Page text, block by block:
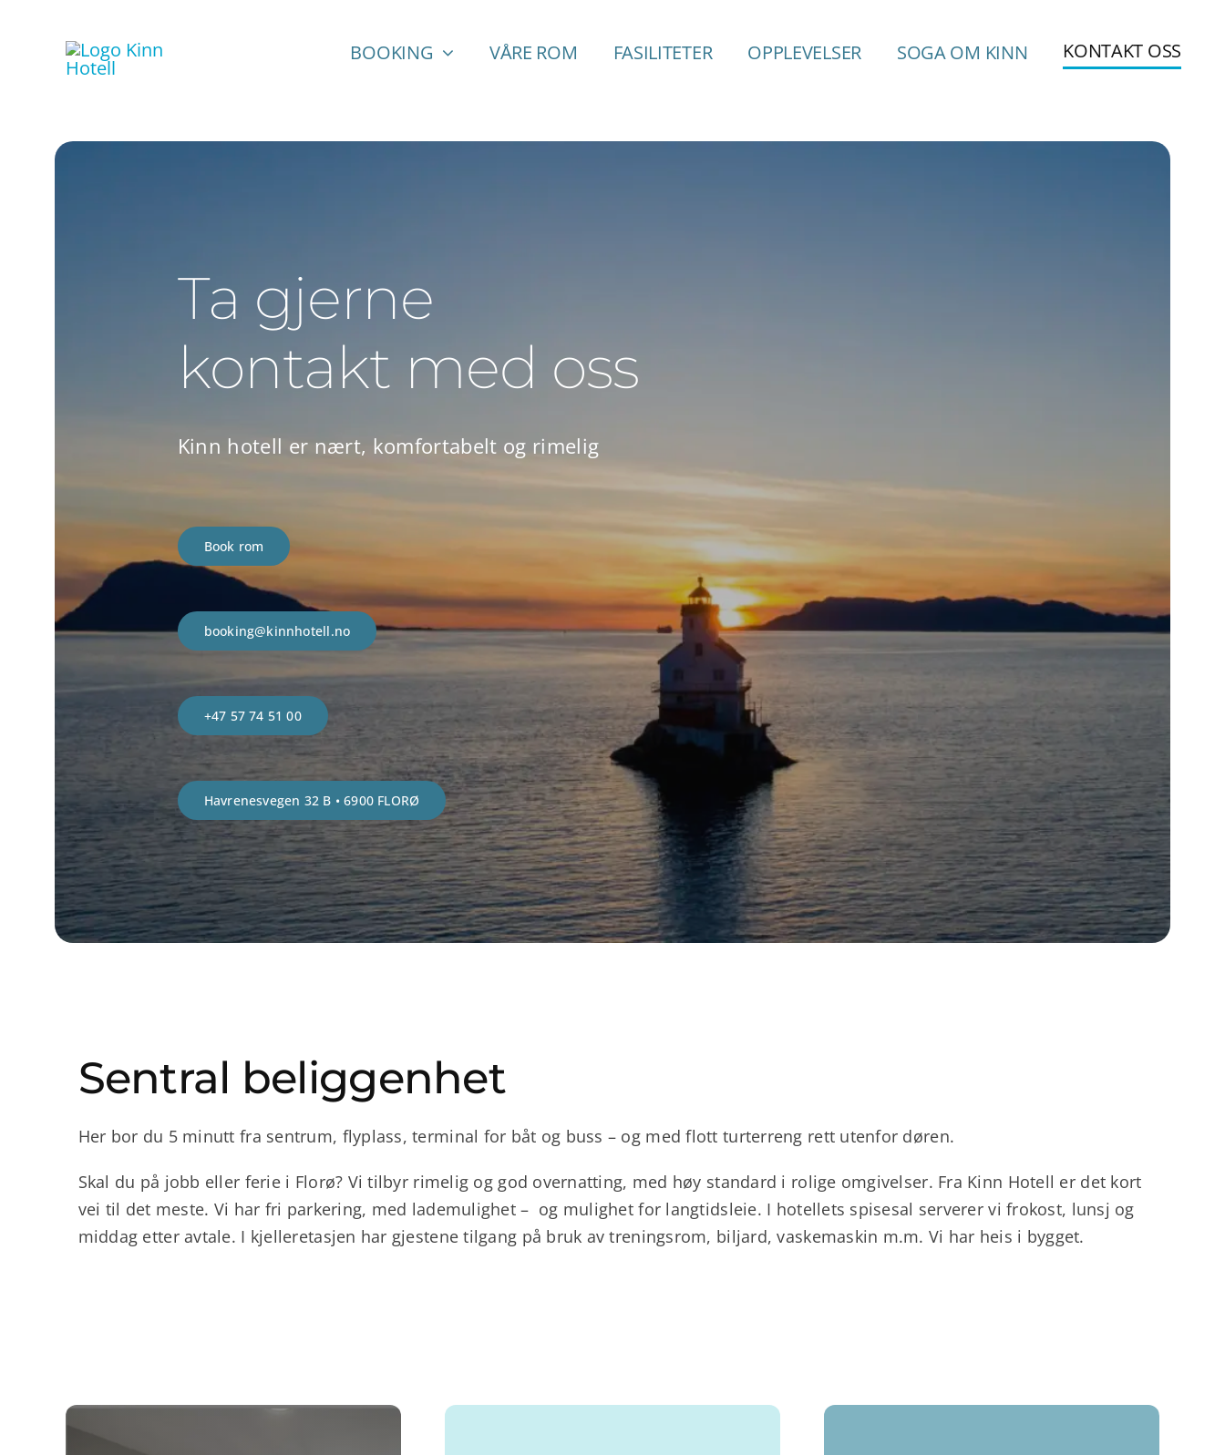
BOOKING VÅRE ROM FASILITETER OPPLEVELSER SOGA OM KINN KONTAKT OSS
Ta gjerne
kontakt med oss
Kinn hotell er nært, komfortabelt og rimelig
Book rom
booking@kinnhotell.no
+47 57 74 51 00
Havrenesvegen 32 B • 6900 FLORØ
Sentral beliggenhet
Her bor du 5 minutt fra sentrum, flyplass, terminal for båt og buss – og med flott turterreng rett utenfor døren.
Skal du på jobb eller ferie i Florø? Vi tilbyr rimelig og god overnatting, med høy standard i rolige omgivelser. Fra Kinn Hotell er det kort
vei til det meste. Vi har fri parkering, med lademulighet – og mulighet for langtidsleie. I hotellets spisesal serverer vi frokost, lunsj og
middag etter avtale. I kjelleretasjen har gjestene tilgang på bruk av treningsrom, biljard, vaskemaskin m.m. Vi har heis i bygget.